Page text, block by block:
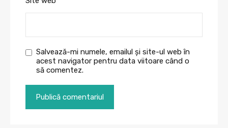
Salvează-mi numele, emailul și site-ul web în
acest navigator pentru data viitoare când o
să comentez.